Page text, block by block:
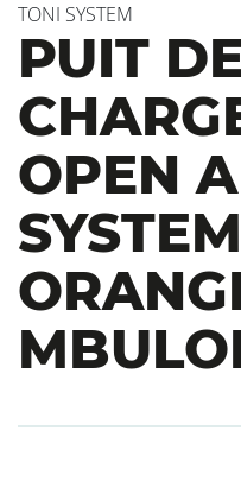
TONI SYSTEM
PUIT
OPEN